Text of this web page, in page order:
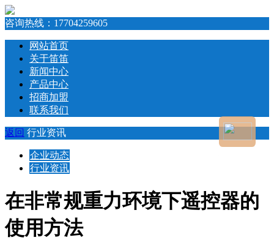
咨询热线： 17704259605
网站首页
关于笛笛
新闻中心
产品中心
招商加盟
联系我们
返回 行业资讯
企业动态
行业资讯
在非常规重力环境下遥控器的
使用方法